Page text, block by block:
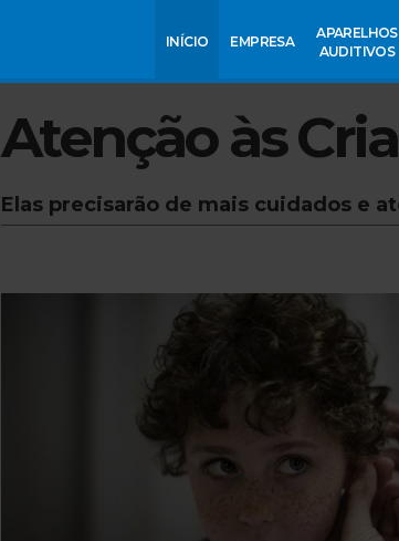
INÍCIO EMPRESA
APARELHOS
AUDITIVOS
Atenção às
Elas precisarão de mais cuidados e